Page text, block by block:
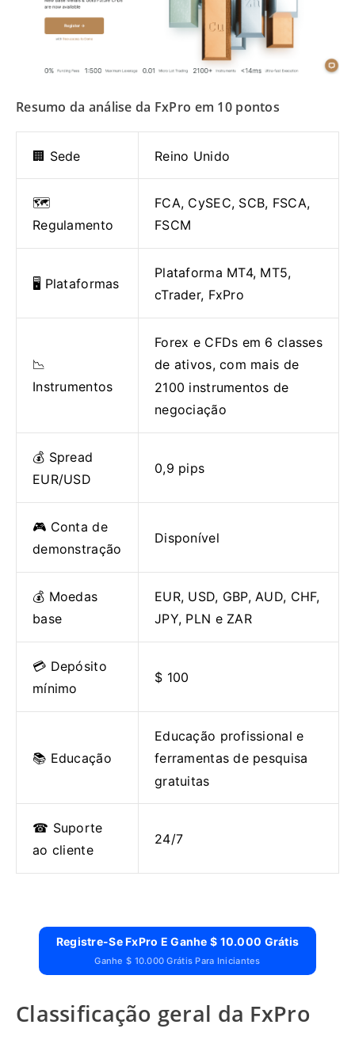
Resumo da análise da FxPro em 10 pontos
🏢 Sede Reino Unido
🗺️
Regulamento
FCA, CySEC, SCB, FSCA,
FSCM
🖥 Plataformas
Plataforma MT4, MT5,
cTrader, FxPro
📉
Instrumentos
Forex e CFDs em 6 classes
de ativos, com mais de
2100 instrumentos de
negociação
💰 Spread
EUR/USD
0,9 pips
🎮 Conta de
demonstração
Disponível
💰 Moedas
base
EUR, USD, GBP, AUD, CHF,
JPY, PLN e ZAR
💳 Depósito
mínimo
$ 100
📚 Educação
Educação profissional e
ferramentas de pesquisa
gratuitas
☎ Suporte
ao cliente
24/7
Registre-Se FxPro E Ganhe $ 10.000 Grátis
Ganhe $ 10.000 Grátis Para Iniciantes
Classificação geral da FxPro